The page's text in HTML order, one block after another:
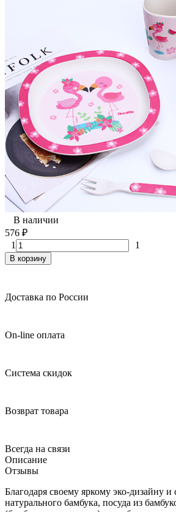
В наличии
576 ₽
1
1
В корзину
Доставка по России
On-line оплата
Система скидок
Возврат товара
Всегда на связи
Описание
Отзывы
Благодаря своему яркому эко-дизайну и
натурального бамбука, посуда из